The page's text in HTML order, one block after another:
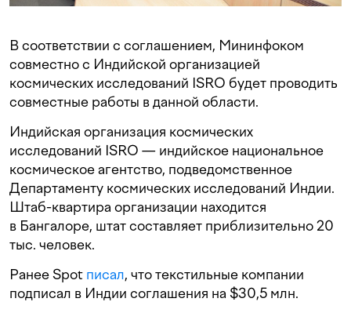
В соответствии с соглашением, Мининфоком
совместно с Индийской организацией
космических исследований ISRO будет проводить
совместные работы в данной области.
Индийская организация космических
исследований ISRO — индийское национальное
космическое агентство, подведомственное
Департаменту космических исследований Индии.
Штаб-квартира организации находится
в Бангалоре, штат составляет приблизительно 20
тыс. человек.
Ранее Spot писал, что текстильные компании
подписал в Индии соглашения на $30,5 млн.